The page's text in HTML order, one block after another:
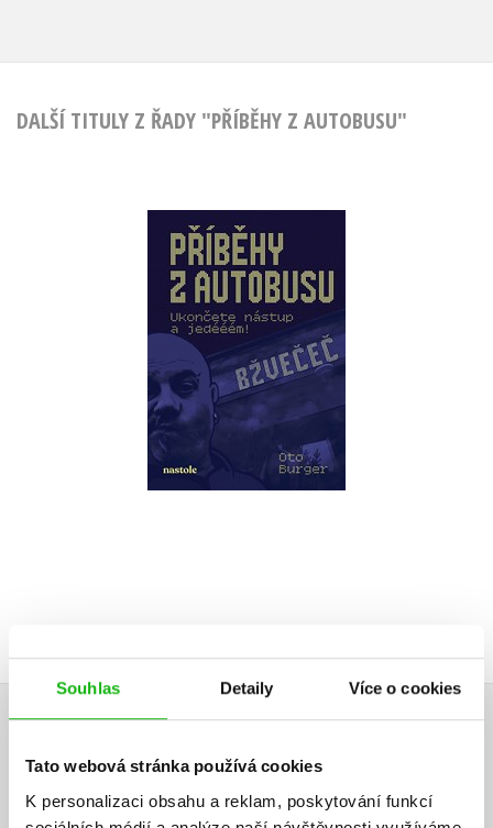
Souhlas Detaily Více o cookies
Tato webová stránka používá cookies
K personalizaci obsahu a reklam, poskytování funkcí
DALŠÍ TITULY Z ŘADY "PŘÍBĚHY Z AUTOBUSU"
Příběhy z autobusu
Oto Burger
Do košíku
349 Kč
279 Kč